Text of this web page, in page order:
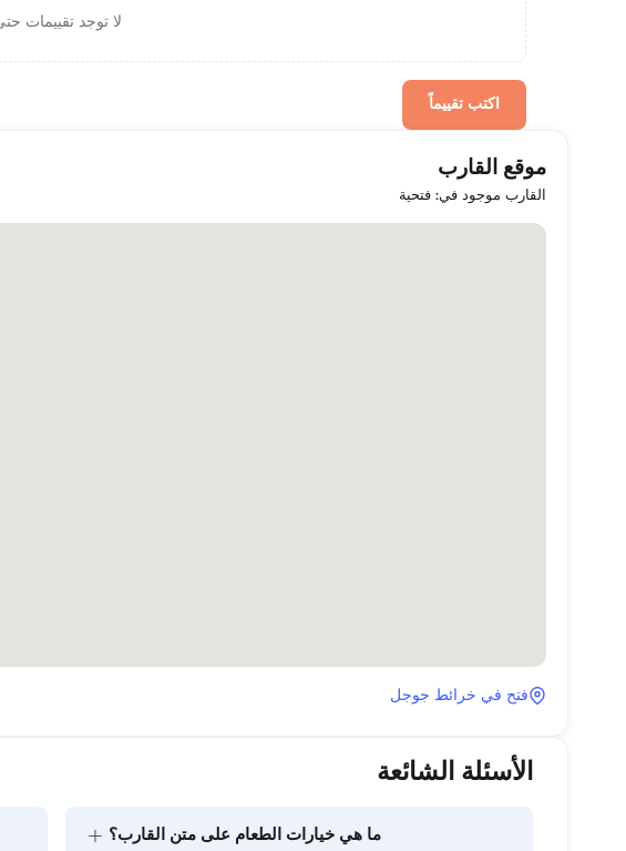
لا توجد تقييمات
اكتب تقييماً
موقع القارب
القارب موجود في: فتحية
فتح في خرائط جوجل
الأسئلة الشائعة
ما هي خيارات الطعام على متن القارب؟ +